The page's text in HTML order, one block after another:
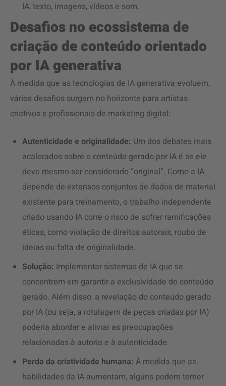
IA, texto, imagens, vídeos e som.
Desafios no ecossistema de
criação de conteúdo orientado
por IA generativa
À medida que as tecnologias de IA generativa evoluem,
vários desafios surgem no horizonte para artistas
criativos e profissionais de marketing digital:
Autenticidade e originalidade: Um dos debates mais
acalorados sobre o conteúdo gerado por IA é se ele
deve mesmo ser considerado “original”. Como a IA
depende de extensos conjuntos de dados de material
existente para treinamento, o trabalho independente
criado usando IA corre o risco de sofrer ramificações
éticas, como violação de direitos autorais, roubo de
ideias ou falta de originalidade.
Solução: Implementar sistemas de IA que se
concentrem em garantir a exclusividade do conteúdo
gerado. Além disso, a revelação do conteúdo gerado
por IA (ou seja, a rotulagem de peças criadas por IA)
poderia abordar e aliviar as preocupações
relacionadas à autoria e à autenticidade.
Perda da criatividade humana: À medida que as
habilidades da IA aumentam, alguns podem temer